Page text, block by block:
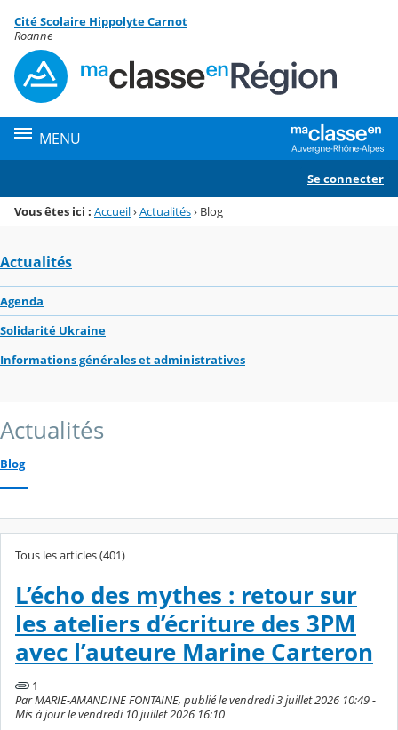
Menu de la rubrique
Contenu
Cité Scolaire Hippolyte Carnot
Roanne
MENU
Se connecter
Vous êtes ici : Accueil›Actualités› Blog
Actualités
Agenda
Solidarité Ukraine
Informations générales et administratives
Actualités
Blog
Tous les articles (401)
L’écho des mythes : retour sur
les ateliers d’écriture des 3PM
avec l’auteure Marine Carteron
1
Par MARIE-AMANDINE FONTAINE, publié le vendredi 3 juillet 2026 10:49 -
Mis à jour le vendredi 10 juillet 2026 16:10